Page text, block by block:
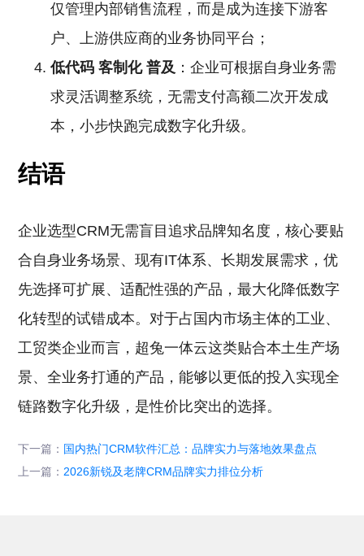
仅管理内部销售流程，而是成为连接下游客
户、上游供应商的业务协同平台；
低代码 客制化 普及 ：企业可根据自身业务需
求灵活调整系统，无需支付高额二次开发成
本，小步快跑完成数字化升级。
结语
企业选型CRM无需盲目追求品牌知名度，核心要贴
合自身业务场景、现有IT体系、长期发展需求，优
先选择可扩展、适配性强的产品，最大化降低数字
化转型的试错成本。对于占国内市场主体的工业、
工贸类企业而言，超兔一体云这类贴合本土生产场
景、全业务打通的产品，能够以更低的投入实现全
链路数字化升级，是性价比突出的选择。
下一篇： 国内热门CRM软件汇总：品牌实力与落地效果盘点
上一篇： 2026新锐及老牌CRM品牌实力排位分析